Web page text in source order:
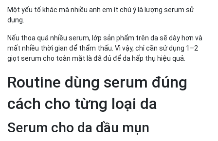
Một yếu tố khác mà nhiều anh em ít chú ý là lượng serum sử
dụng.
Nếu thoa quá nhiều serum, lớp sản phẩm trên da sẽ dày hơn và
mất nhiều thời gian để thẩm thấu. Vì vậy, chỉ cần sử dụng 1–2
giọt serum cho toàn mặt là đã đủ để da hấp thụ hiệu quả.
Routine dùng serum đúng
cách cho từng loại da
Serum cho da dầu mụn